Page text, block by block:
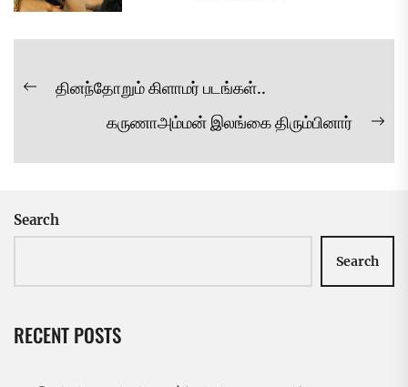
Post
Previous
தினந்தோறும் கிளாமர் படங்கள்..
கருணாஅம்மன் இலங்கை திரும்பினார்
Search
Search
RECENT POSTS